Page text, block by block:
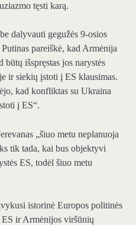
tęsti karą.
dalyvauti gegužės 9-osios
pareiškė, kad Armėnija
būtų išspręstas jos narystės
ir siekių įstoti į ES klausimas.
kad konfliktas su Ukraina
į ES“.
„šiuo metu neplanuoja
tik tada, kai bus objektyvi
ES, todėl šiuo metu
istorinė Europos politinės
ir Armėnijos viršūnių